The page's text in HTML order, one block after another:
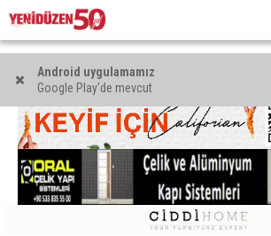
Android uygulamamız
Google Play'de mevcut